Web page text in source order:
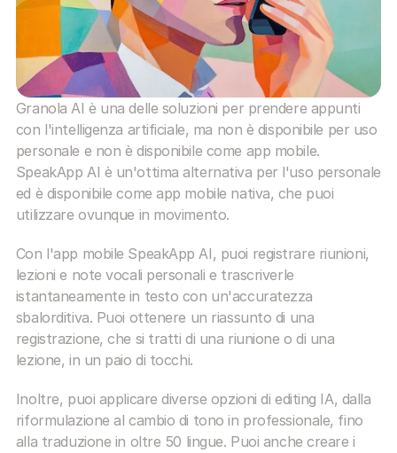
Granola AI è una delle soluzioni per prendere appunti
con l'intelligenza artificiale, ma non è disponibile per uso
personale e non è disponibile come app mobile.
SpeakApp AI è un'ottima alternativa per l'uso personale
ed è disponibile come app mobile nativa, che puoi
utilizzare ovunque in movimento.
Con l'app mobile SpeakApp AI, puoi registrare riunioni,
lezioni e note vocali personali e trascriverle
istantaneamente in testo con un'accuratezza
sbalorditiva. Puoi ottenere un riassunto di una
registrazione, che si tratti di una riunione o di una
lezione, in un paio di tocchi.
Inoltre, puoi applicare diverse opzioni di editing IA, dalla
riformulazione al cambio di tono in professionale, fino
alla traduzione in oltre 50 lingue. Puoi anche creare i